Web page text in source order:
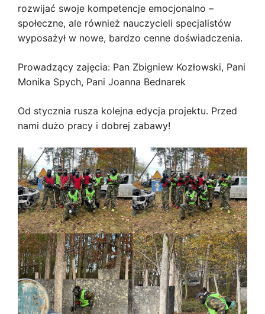
rozwijać swoje kompetencje emocjonalno –
społeczne, ale również nauczycieli specjalistów
wyposażył w nowe, bardzo cenne doświadczenia.
Prowadzący zajęcia: Pan Zbigniew Kozłowski, Pani
Monika Spych, Pani Joanna Bednarek
Od stycznia rusza kolejna edycja projektu. Przed
nami dużo pracy i dobrej zabawy!